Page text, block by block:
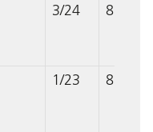
3/24 865
1/23 862